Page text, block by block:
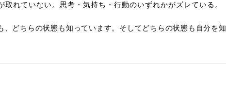
取れていない。思考・気持ち・行動のいずれかがズレている。
どちらの状態も知っています。そしてどちらの状態も自分を知